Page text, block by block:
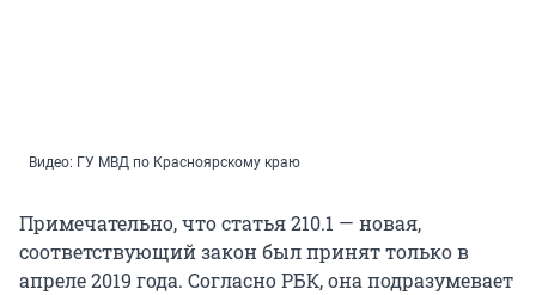
Видео: ГУ МВД по Красноярскому краю
Примечательно, что статья 210.1 — новая,
соответствующий закон был принят только в
апреле 2019 года. Согласно РБК, она подразумевает